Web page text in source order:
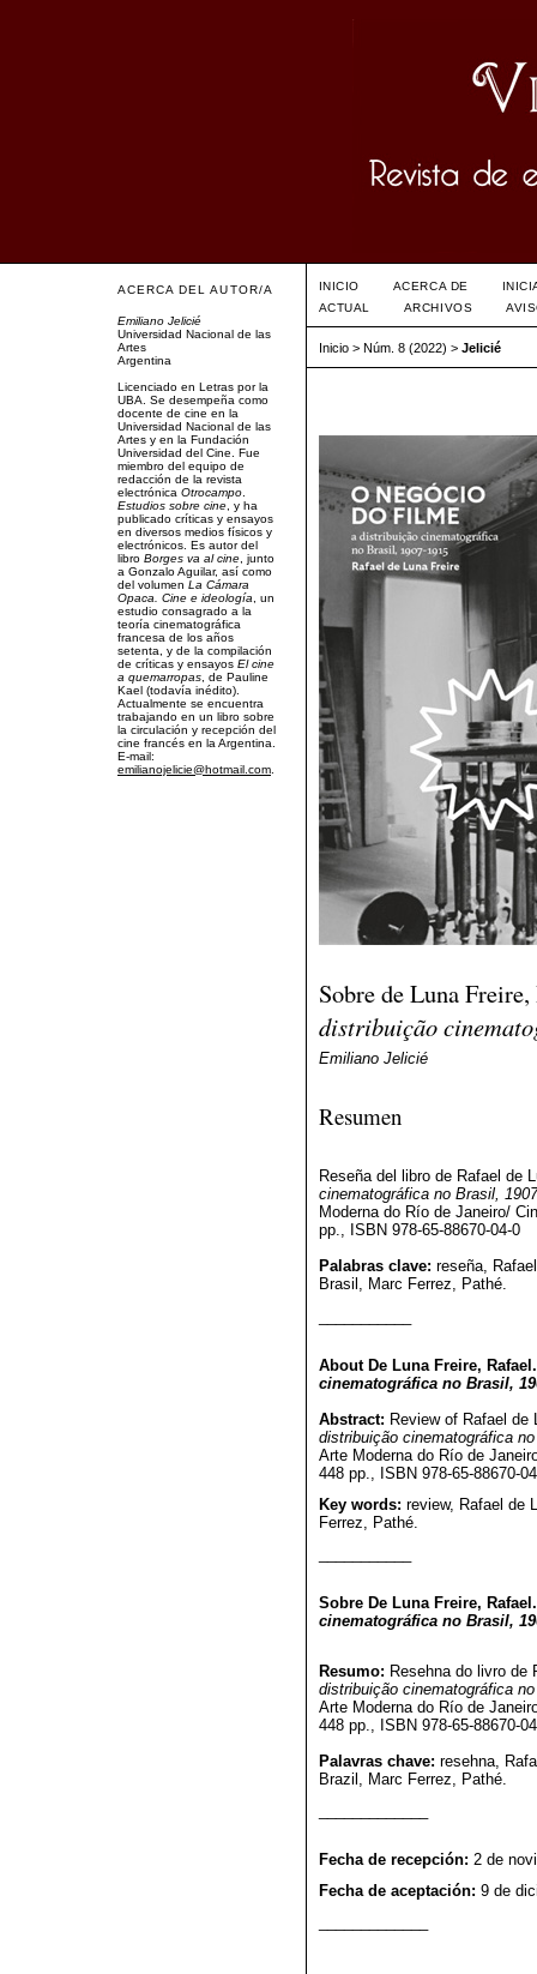
ACERCA DEL AUTOR/A
Emiliano Jelicié
Universidad Nacional de las
Artes
Argentina
Licenciado en Letras por la
UBA. Se desempeña como
docente de cine en la
Universidad Nacional de las
Artes y en la Fundación
Universidad del Cine. Fue
miembro del equipo de
redacción de la revista
electrónica Otrocampo
Estudios sobre cine , y ha
publicado críticas y ensayos
en diversos medios físicos y
electrónicos. Es autor del
libro Borges va al cine , junto
a Gonzalo Aguilar, así como
del volumen La Cámara
Opaca. Cine e ideología , un
estudio consagrado a la
teoría cinematográfica
francesa de los años
setenta, y de la compilación
de críticas y ensayos El cine
a quemarropas , de Pauline
Kael (todavía inédito).
Actualmente se encuentra
trabajando en un libro sobre
la circulación y recepción del
cine francés en la Argentina.
E-mail:
emilianojelicie@hotmail.com
INICIO ACERCA DE
ACTUAL
ARCHIVOS
Inicio> Núm. 8 (2022) > Jelicié
Sobre de Luna
distribuição
Emiliano Jelicié
Resumen
Reseña del libro de Rafael de
cinematográfica no Brasil,
Moderna do Río de Janeiro/
pp., ISBN 978-65-88670-04-0
Palabras clave: reseña,
Brasil, Marc Ferrez, Pathé.
About De Luna Freire,
cinematográfica no Brasil,
Abstract: Review of Rafael de
distribuição cinematográfica
Arte Moderna do Río de
448 pp., ISBN 978-65-88670-
Key words: review, Rafael de
Ferrez, Pathé.
Sobre De Luna Freire,
cinematográfica no Brasil,
Resumo: Resehna do livro de
distribuição cinematográfica
Arte Moderna do Río de
448 pp., ISBN 978-65-88670-
Palavras chave: resehna,
Brazil, Marc Ferrez, Pathé.
Fecha de recepción: 2 de
Fecha de aceptación: 9 de